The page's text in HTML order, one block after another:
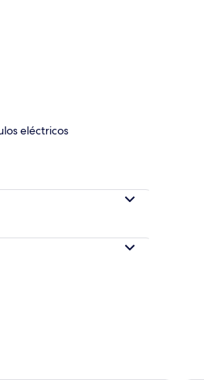
eléctricos